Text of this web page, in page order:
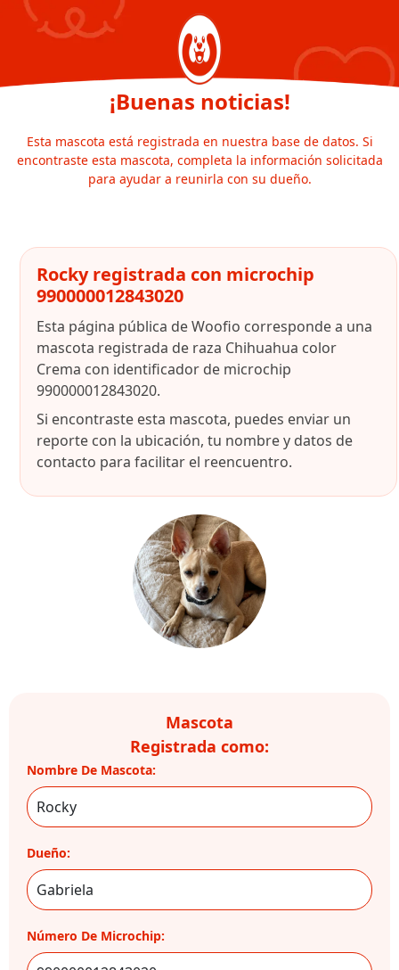
¡Buenas noticias!
Esta mascota está registrada en nuestra base de datos. Si
encontraste esta mascota, completa la información solicitada
para ayudar a reunirla con su dueño.
Rocky registrada con microchip
990000012843020
Esta página pública de Woofio corresponde a una
mascota registrada de raza Chihuahua color
Crema con identificador de microchip
990000012843020.
Si encontraste esta mascota, puedes enviar un
reporte con la ubicación, tu nombre y datos de
contacto para facilitar el reencuentro.
Mascota
Registrada como:
Nombre De Mascota:
Dueño:
Número De Microchip: